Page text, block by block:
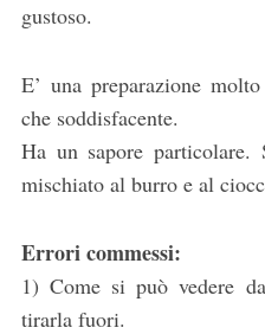
gustoso.
E’ una preparazione
che soddisfacente.
Ha un sapore
mischiato al burro e al
Errori commessi:
1) Come si può vedere
tirarla fuori.